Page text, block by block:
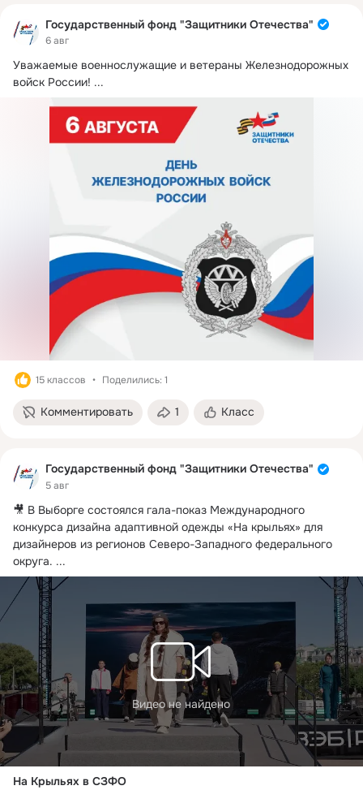
Государственный фонд "Защитники Отечества"
6 авг
Уважаемые военнослужащие и ветераны Железнодорожных
войск России! ...
15 классов Поделились: 1
Комментировать 1 Класс
Государственный фонд "Защитники Отечества"
5 авг
🎥 В Выборге состоялся гала-показ Международного
конкурса дизайна адаптивной одежды «На крыльях» для
дизайнеров из регионов Северо-Западного федерального
округа. ...
Видео не найдено
На Крыльях в СЗФО